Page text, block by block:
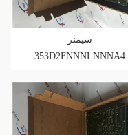
سيمنز
353D2FNNNLNNNA4